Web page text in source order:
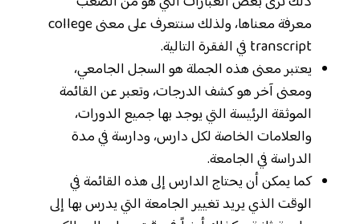
معرفة معناها، ولذلك سنتعرف على معنى college
transcript في الفقرة التالية.
يعتبر معنى هذه الجملة هو السجل الجامعي،
ومعنى آخر هو كشف الدرجات، وتعبر عن القائمة
الموثقة الرئيسة التي يوجد بها جميع الدورات،
والعلامات الخاصة لكل دارس، ودارسة في مدة
الدراسة في الجامعة.
كما يمكن أن يحتاج الدارس إلى هذه القائمة في
الوقت الذي يريد تغيير الجامعة التي يدرس بها إلى